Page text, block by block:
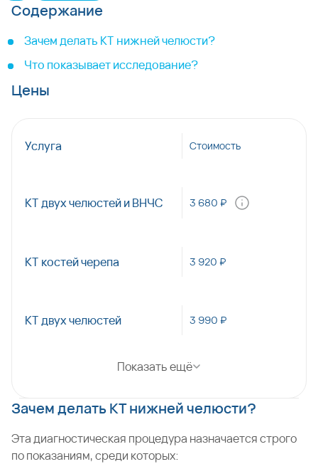
Содержание
Зачем делать КТ нижней челюсти?
Что показывает исследование?
Цены
Услуга Стоимость
КТ двух челюстей и ВНЧС 3 680 ₽
КТ костей черепа 3 920 ₽
КТ двух челюстей 3 990 ₽
Показать ещё
Зачем делать КТ нижней челюсти?
Эта диагностическая процедура назначается строго
по показаниям, среди которых: